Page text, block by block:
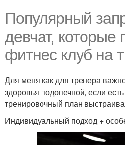
Популярный
девчат, которые
фитнес клуб на
Для меня как для тренера
здоровья подопечной, если
тренировочный план
Индивидуальный подход +